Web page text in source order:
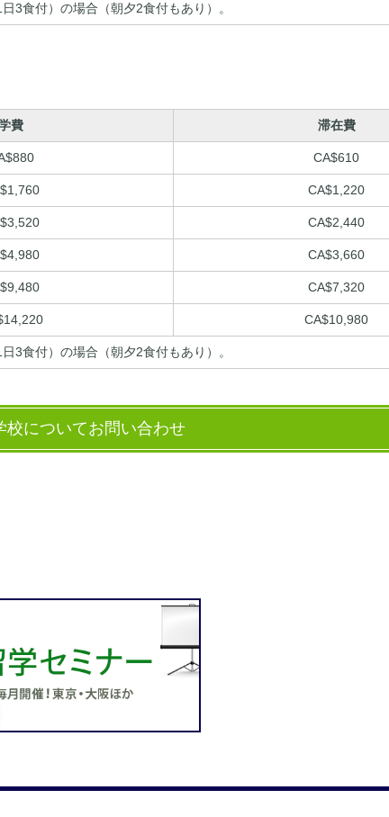
3食付）の場合（朝夕2食付もあり）。
費 滞在費
CA$610
CA$1,220
CA$2,440
CA$3,660
CA$7,320
CA$10,980
3食付）の場合（朝夕2食付もあり）。
についてお問い合わせ